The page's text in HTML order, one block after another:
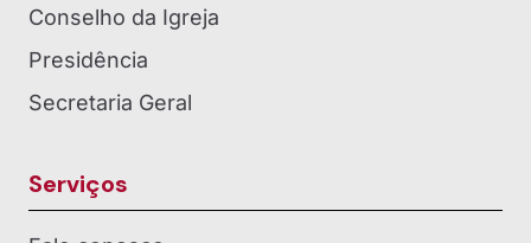
Conselho da Igreja
Presidência
Secretaria Geral
Serviços